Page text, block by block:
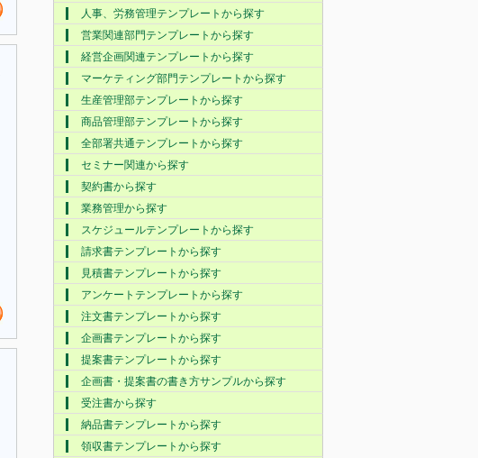
人事、労務管理テンプレートから探す
営業関連部門テンプレートから探す
経営企画関連テンプレートから探す
マーケティング部門テンプレートから探す
生産管理部テンプレートから探す
商品管理部テンプレートから探す
全部署共通テンプレートから探す
セミナー関連から探す
契約書から探す
業務管理から探す
スケジュールテンプレートから探す
請求書テンプレートから探す
見積書テンプレートから探す
アンケートテンプレートから探す
注文書テンプレートから探す
企画書テンプレートから探す
提案書テンプレートから探す
企画書・提案書の書き方サンプルから探す
受注書から探す
納品書テンプレートから探す
領収書テンプレートから探す